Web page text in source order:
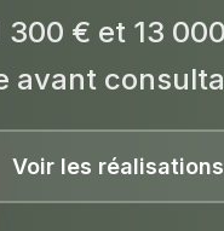
€ et 13
avant
Voir les réalisations